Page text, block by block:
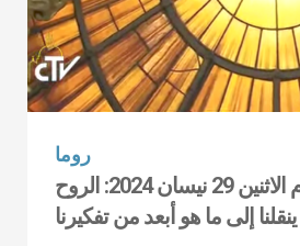
روما
عناوين نشرة يوم الاثنين 29 نيسان 2024: الروح
إلى ما هو أبعد من تفكيرنا